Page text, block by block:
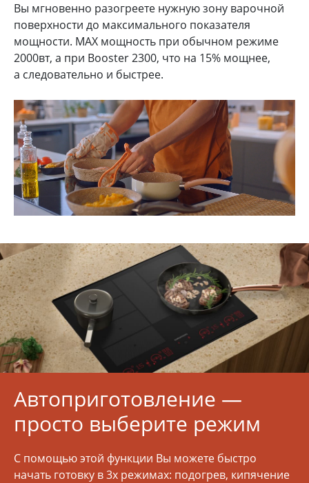
Вы мгновенно разогреете нужную зону варочной
поверхности до максимального показателя
мощности. MAX мощность при обычном режиме
2000вт, а при Booster 2300, что на 15% мощнее,
а следовательно и быстрее.
Автоприготовление —
просто выберите режим
С помощью этой функции Вы можете быстро
начать готовку в 3х режимах: подогрев, кипячение